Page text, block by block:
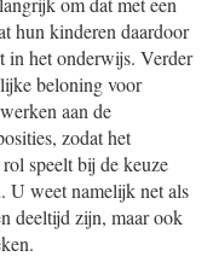
hun kinderen daardoor
in het onderwijs. Verder
beloning voor
aan de
zodat het
speelt bij de keuze
U weet namelijk net als
deeltijd zijn, maar ook